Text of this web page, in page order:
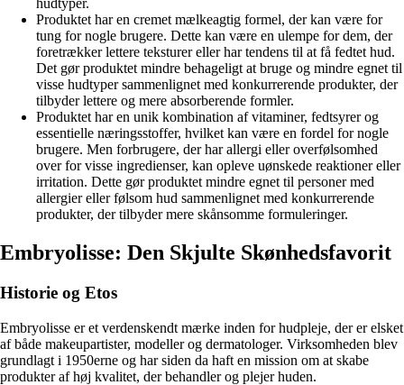
hudtyper.
Produktet har en cremet mælkeagtig formel, der kan være for
tung for nogle brugere. Dette kan være en ulempe for dem, der
foretrækker lettere teksturer eller har tendens til at få fedtet hud.
Det gør produktet mindre behageligt at bruge og mindre egnet til
visse hudtyper sammenlignet med konkurrerende produkter, der
tilbyder lettere og mere absorberende formler.
Produktet har en unik kombination af vitaminer, fedtsyrer og
essentielle næringsstoffer, hvilket kan være en fordel for nogle
brugere. Men forbrugere, der har allergi eller overfølsomhed
over for visse ingredienser, kan opleve uønskede reaktioner eller
irritation. Dette gør produktet mindre egnet til personer med
allergier eller følsom hud sammenlignet med konkurrerende
produkter, der tilbyder mere skånsomme formuleringer.
Embryolisse: Den Skjulte Skønhedsfavorit
Historie og Etos
Embryolisse er et verdenskendt mærke inden for hudpleje, der er elsket
af både makeupartister, modeller og dermatologer. Virksomheden blev
grundlagt i 1950erne og har siden da haft en mission om at skabe
produkter af høj kvalitet, der behandler og plejer huden.